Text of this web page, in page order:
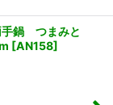
手鍋 つまみと
[AN158]